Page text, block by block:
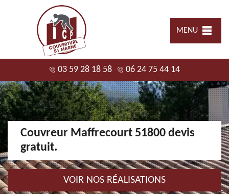
MENU
03 59 28 18 58 06 24 75 44 14
Couvreur Maffrecourt 51800 devis
gratuit.
VOIR NOS RÉALISATIONS